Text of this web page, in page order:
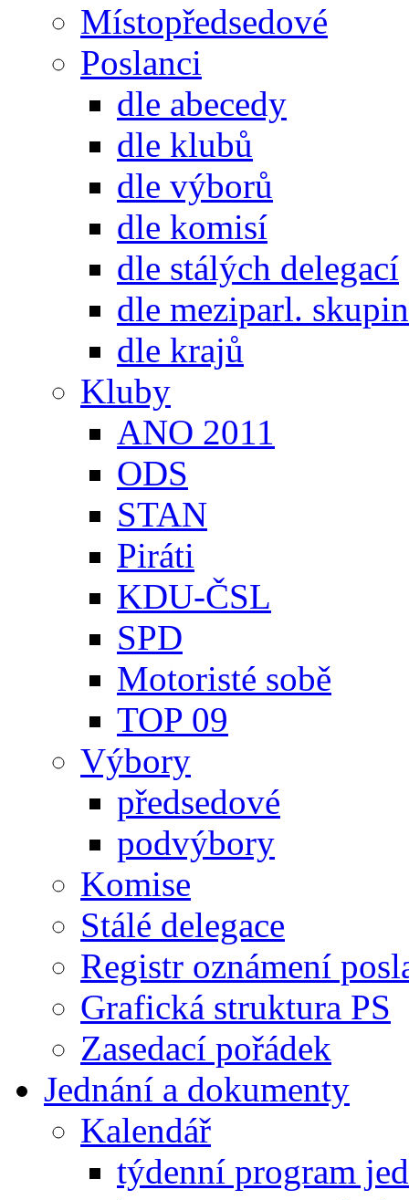
Místopředsedové
Poslanci
dle abecedy
dle klubů
dle výborů
dle komisí
dle stálých delegací
dle meziparl. skupin
dle krajů
Kluby
ANO 2011
ODS
STAN
Piráti
KDU-ČSL
SPD
Motoristé sobě
TOP 09
Výbory
předsedové
podvýbory
Komise
Stálé delegace
Registr oznámení
Grafická struktura PS
Zasedací pořádek
Jednání a dokumenty
Kalendář
týdenní program